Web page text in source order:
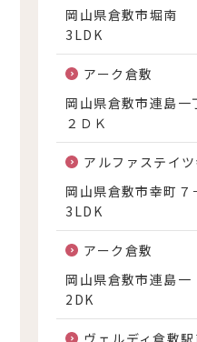
岡山県倉敷市堀南
3LDK
アーク倉敷
岡山県倉敷市連島一
２ＤＫ
アルファステイ
岡山県倉敷市幸町７
3LDK
アーク倉敷
岡山県倉敷市連島一
2DK
ヴェルディ倉敷